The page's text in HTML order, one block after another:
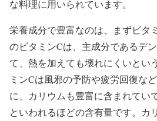
な料理に用いられています。
栄養成分で豊富なのは、まずビタ
のビタミンCは、主成分であるデ
て、熱を加えても壊れにくいとい
ミンCは風邪の予防や疲労回復な
に、カリウムも豊富に含まれてい
といわれるほどの含有量です。カ